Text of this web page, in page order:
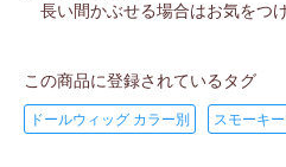
長い間かぶせる場合はお気をつけ
この商品に登録されているタグ
ドールウィッグ カラー別 スモーキ